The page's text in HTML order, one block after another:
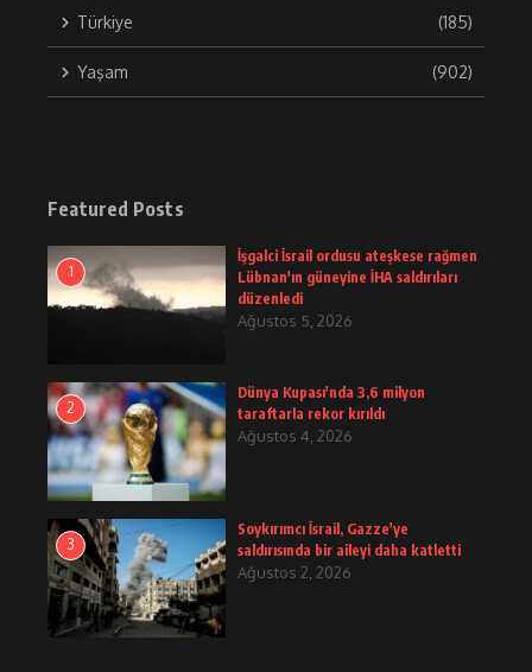
Türkiye (185)
Yaşam (902)
Featured Posts
1
İşgalci İsrail ordusu ateşkese rağmen
Lübnan'ın güneyine İHA saldırıları
düzenledi
Ağustos 5, 2026
2
Dünya Kupası'nda 3,6 milyon
taraftarla rekor kırıldı
Ağustos 4, 2026
3
Soykırımcı İsrail, Gazze'ye
saldırısında bir aileyi daha katletti
Ağustos 2, 2026